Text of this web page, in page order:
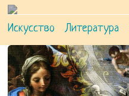
Искусство Литература